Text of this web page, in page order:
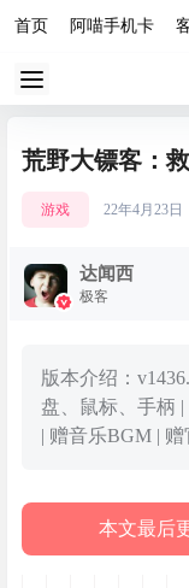
首页 阿喵手机卡
荒野大镖客：
游戏 22年4月23日
达闻西
极客
版本介绍：
盘、鼠标、手柄
| 赠音乐BGM |
本文最后